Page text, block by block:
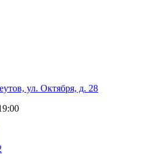
ул. Октября, д. 28